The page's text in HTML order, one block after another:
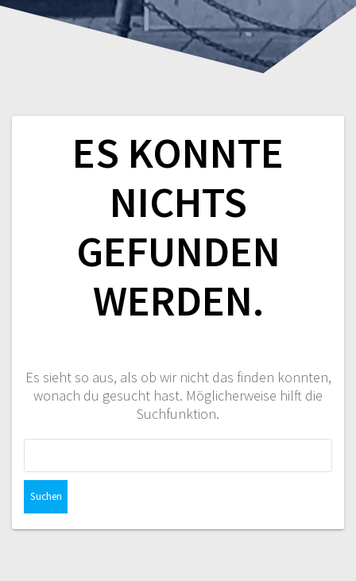
ES KONNTE
NICHTS
GEFUNDEN
WERDEN.
Es sieht so aus, als ob wir nicht das finden konnten,
wonach du gesucht hast. Möglicherweise hilft die
Suchfunktion.